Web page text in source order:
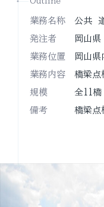
業務名称
公共 道
発注者
岡山県
業務位置
岡山県
業務内容
橋梁点
規模
全11橋
備考
橋梁点